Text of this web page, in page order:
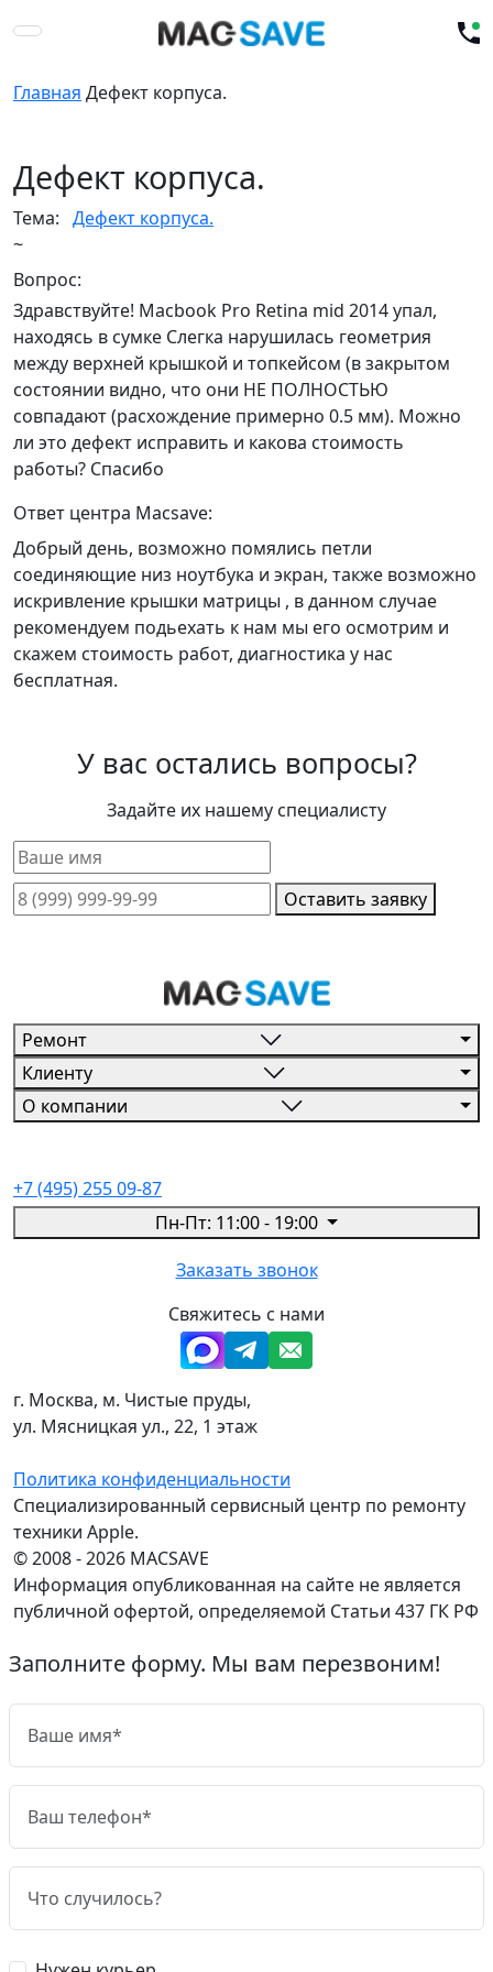
Главная Дефект корпуса.
Дефект корпуса.
Тема: Дефект корпуса.
~
Вопрос:
Здравствуйте! Macbook Pro Retina mid 2014 упал,
находясь в сумке Слегка нарушилась геометрия
между верхней крышкой и топкейсом (в закрытом
состоянии видно, что они НЕ ПОЛНОСТЬЮ
совпадают (расхождение примерно 0.5 мм). Можно
ли это дефект исправить и какова стоимость
работы? Спасибо
Ответ центра Macsave:
Добрый день, возможно помялись петли
соединяющие низ ноутбука и экран, также возможно
искривление крышки матрицы , в данном случае
рекомендуем подьехать к нам мы его осмотрим и
скажем стоимость работ, диагностика у нас
бесплатная.
У вас остались вопросы?
Задайте их нашему специалисту
Оставить заявку
Ремонт
Клиенту
О компании
+7 (495) 255 09-87
Пн-Пт: 11:00 - 19:00
Заказать звонок
Свяжитесь с нами
г. Москва, м. Чистые пруды,
ул. Мясницкая ул., 22, 1 этаж
Политика конфиденциальности
Специализированный сервисный центр по ремонту
техники Apple.
© 2008 - 2026 MACSAVE
Информация опубликованная на сайте не является
публичной офертой, определяемой Статьи 437 ГК РФ
Заполните форму. Мы вам перезвоним!